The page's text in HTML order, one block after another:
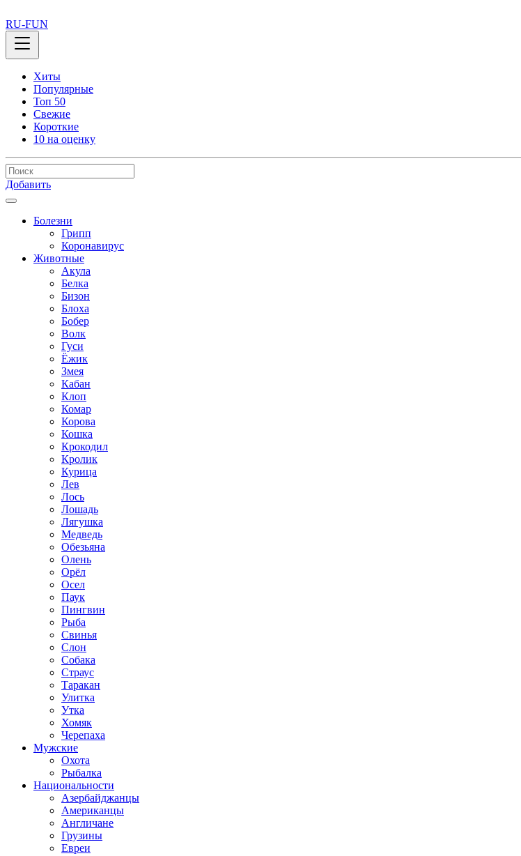
RU-FUN
Хиты
Популярные
Топ 50
Свежие
Короткие
10 на оценку
Добавить
Болезни
Грипп
Коронавирус
Животные
Акула
Белка
Бизон
Блоха
Бобер
Волк
Гуси
Ёжик
Змея
Кабан
Клоп
Комар
Корова
Кошка
Крокодил
Кролик
Курица
Лев
Лось
Лошадь
Лягушка
Медведь
Обезьяна
Олень
Орёл
Осел
Паук
Пингвин
Рыба
Свинья
Слон
Собака
Страус
Таракан
Улитка
Утка
Хомяк
Черепаха
Мужские
Охота
Рыбалка
Национальности
Азербайджанцы
Американцы
Англичане
Грузины
Евреи